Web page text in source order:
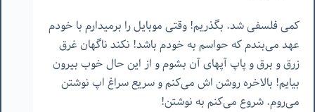
کمی فلسفی شد. بگذریم! وقتی موبایل را برمیدارم با خودم
عهد می‌بندم که حواسم به خودم باشد! نکند ناگهان غرق
زرق و برق و پاپ آپهای آن بشوم و از این حال خوب بیرون
بیایم! بالاخره روشن اش می‌کنم و سریع سراغ اپ نوشتن
می‌روم. شروع می‌کنم به نوشتن!